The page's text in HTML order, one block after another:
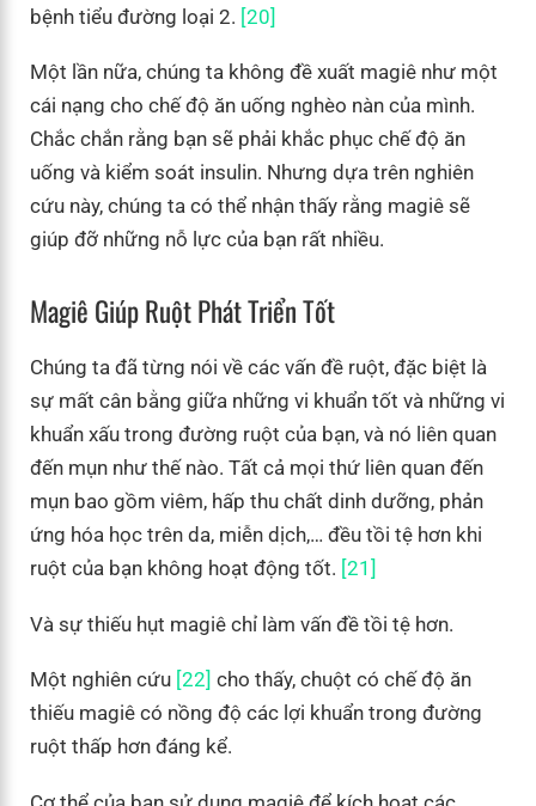
bệnh tiểu đường loại 2. [20]
Một lần nữa, chúng ta không đề xuất magiê như một
cái nạng cho chế độ ăn uống nghèo nàn của mình.
Chắc chắn rằng bạn sẽ phải khắc phục chế độ ăn
uống và kiểm soát insulin. Nhưng dựa trên nghiên
cứu này, chúng ta có thể nhận thấy rằng magiê sẽ
giúp đỡ những nỗ lực của bạn rất nhiều.
Magiê Giúp Ruột Phát Triển Tốt
Chúng ta đã từng nói về các vấn đề ruột, đặc biệt là
sự mất cân bằng giữa những vi khuẩn tốt và những vi
khuẩn xấu trong đường ruột của bạn, và nó liên quan
đến mụn như thế nào. Tất cả mọi thứ liên quan đến
mụn bao gồm viêm, hấp thu chất dinh dưỡng, phản
ứng hóa học trên da, miễn dịch,… đều tồi tệ hơn khi
ruột của bạn không hoạt động tốt. [21]
Và sự thiếu hụt magiê chỉ làm vấn đề tồi tệ hơn.
Một nghiên cứu [22] cho thấy, chuột có chế độ ăn
thiếu magiê có nồng độ các lợi khuẩn trong đường
ruột thấp hơn đáng kể.